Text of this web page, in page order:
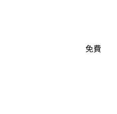
免費